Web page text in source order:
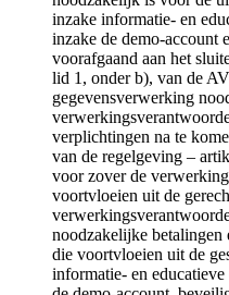
inzake informatie- en
inzake de demo-account
voorafgaand aan het
lid 1, onder b), van de
gegevensverwerking
verplichtingen na te
van de regelgeving –
voor zover de
voortvloeien uit de
noodzakelijke betalingen
die voortvloeien uit de
informatie- en